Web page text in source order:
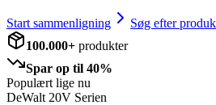
Start sammenligning
Søg efter
100.000+ produkter
Spar op til 40%
Populært lige nu
DeWalt 20V Serien